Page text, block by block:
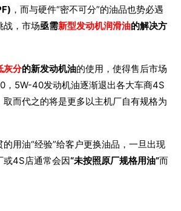
，而与硬件“密不可分”的油品也势必遇
战，市场亟需新型发动机润滑油的解决方
灰分的新发动机油的使用，使得售后市场
，5W-40发动机油逐渐退出各大车商4S
取而代之的将是更多以主机厂自有规格为
用油“经验”给客户更换油品，一旦出现
或4S店通常会因“未按照原厂规格用油”而